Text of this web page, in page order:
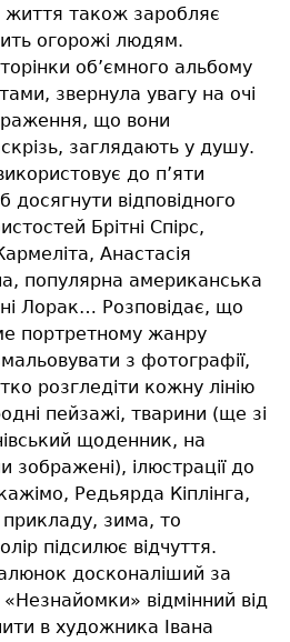
також заробляє
огорожі людям.
об’ємного альбому
звернула увагу на очі
що вони
заглядають у душу.
до п’яти
досягнути відповідного
Брітні Спірс,
Анастасія
популярна американська
Лорак… Розповідає, що
портретному жанру
з фотографії,
розгледіти кожну лінію
пейзажі, тварини (ще зі
щоденник, на
зображені), ілюстрації до
Редьярда Кіплінга,
зима, то
підсилює відчуття.
досконаліший за
відмінний від
в художника Івана